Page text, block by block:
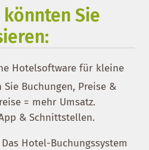
Sie
Hotelsoftware für kleine
Buchungen, Preise &
= mehr Umsatz.
& Schnittstellen.
Das Hotel-Buchungssystem